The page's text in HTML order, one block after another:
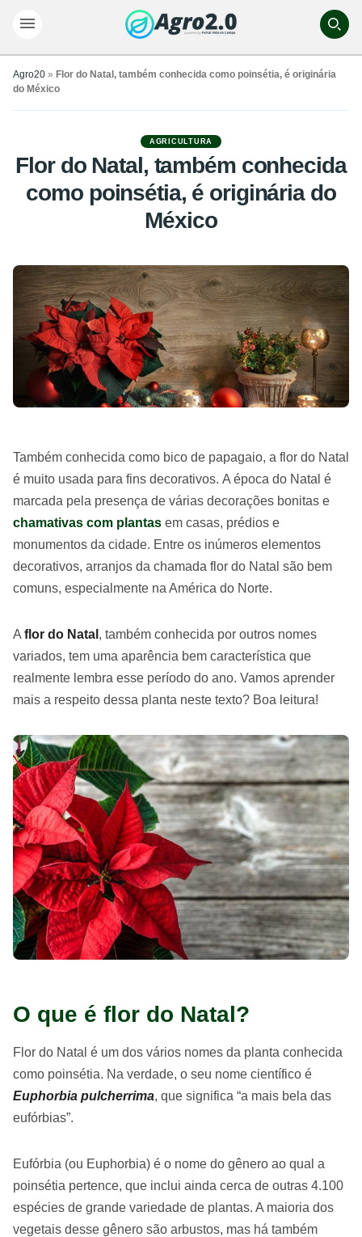
Agro20 » Flor do Natal, também conhecida como poinsétia, é originária
do México
AGRICULTURA
Flor do Natal, também conhecida
como poinsétia, é originária do
México
Também conhecida como bico de papagaio, a flor do Natal
é muito usada para fins decorativos. A época do Natal é
marcada pela presença de várias decorações bonitas e
chamativas com plantas em casas, prédios e
monumentos da cidade. Entre os inúmeros elementos
decorativos, arranjos da chamada flor do Natal são bem
comuns, especialmente na América do Norte.
A flor do Natal , também conhecida por outros nomes
variados, tem uma aparência bem característica que
realmente lembra esse período do ano. Vamos aprender
mais a respeito dessa planta neste texto? Boa leitura!
O que é flor do Natal?
Flor do Natal é um dos vários nomes da planta conhecida
como poinsétia. Na verdade, o seu nome científico é
Euphorbia pulcherrima, que significa “a mais bela das
eufórbias”.
Eufórbia (ou Euphorbia) é o nome do gênero ao qual a
poinsétia pertence, que inclui ainda cerca de outras 4.100
espécies de grande variedade de plantas. A maioria dos
vegetais desse gênero são arbustos, mas há também